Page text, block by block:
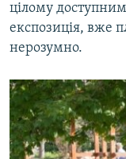
цілому
експозиція, вже
нерозумно.